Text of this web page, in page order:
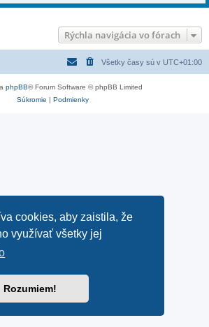
cookies, aby zaistila, že
využívať všetky jej
Rozumiem!
Rýchla navigácia vo fórach
Všetky časy sú v UTC+01:00
phpBB® Forum Software © phpBB Limited
Súkromie | Podmienky